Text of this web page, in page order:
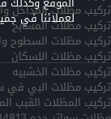
لعملائنا في
تركيب مظلات المداخل
تركيب مظلات المسابح
تركيب مظلات السطوح
تركيب مظلات اللسكان
تركيب مظلات الخشبيه
تركيب مظلات البي
تركيب المظلات القبب